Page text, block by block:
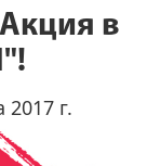
в
2017 г.